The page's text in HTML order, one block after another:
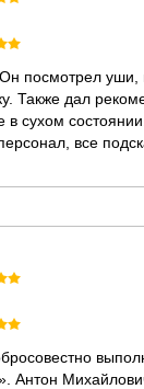
посмотрел уши,
Также дал
в сухом
все
Антон